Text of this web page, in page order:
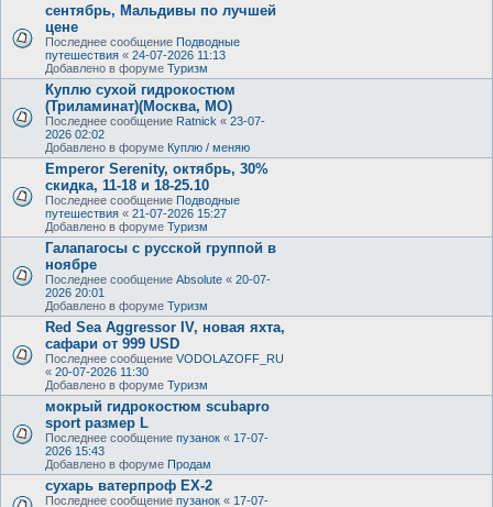
сентябрь, Мальдивы по лучшей
цене
Последнее сообщение Подводные
путешествия « 24-07-2026 11:13
Добавлено в форуме Туризм
Куплю сухой гидрокостюм
(Триламинат)(Москва, МО)
Последнее сообщение Ratnick « 23-07-
2026 02:02
Добавлено в форуме Куплю / меняю
Emperor Serenity, октябрь, 30%
скидка, 11-18 и 18-25.10
Последнее сообщение Подводные
путешествия « 21-07-2026 15:27
Добавлено в форуме Туризм
Галапагосы с русской группой в
ноябре
Последнее сообщение Absolute « 20-07-
2026 20:01
Добавлено в форуме Туризм
Red Sea Aggressor IV, новая яхта,
сафари от 999 USD
Последнее сообщение VODOLAZOFF_RU
« 20-07-2026 11:30
Добавлено в форуме Туризм
мокрый гидрокостюм scubapro
sport размер L
Последнее сообщение пузанок « 17-07-
2026 15:43
Добавлено в форуме Продам
сухарь ватерпроф ЕХ-2
Последнее сообщение пузанок « 17-07-